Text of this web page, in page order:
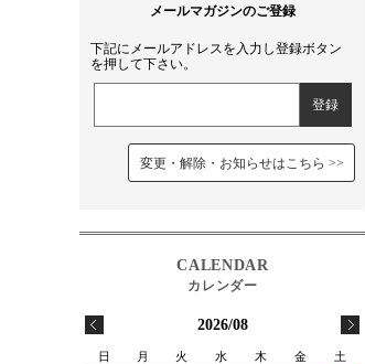
下記にメールアドレスを入力し登録ボタン
を押して下さい。
変更・解除・お知らせはこちら
2026/08
日 月 火 水 木 金
土